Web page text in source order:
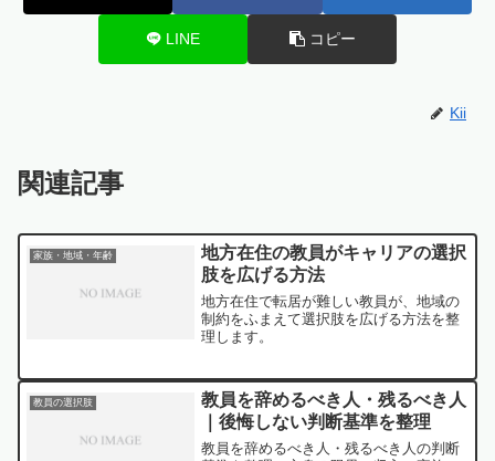
LINE コピー
Kii
関連記事
家族・地域・年齢
地方在住の教員がキャリアの選択
肢を広げる方法
地方在住で転居が難しい教員が、地域の
制約をふまえて選択肢を広げる方法を整
理します。
教員の選択肢
教員を辞めるべき人・残るべき人
｜後悔しない判断基準を整理
教員を辞めるべき人・残るべき人の判断